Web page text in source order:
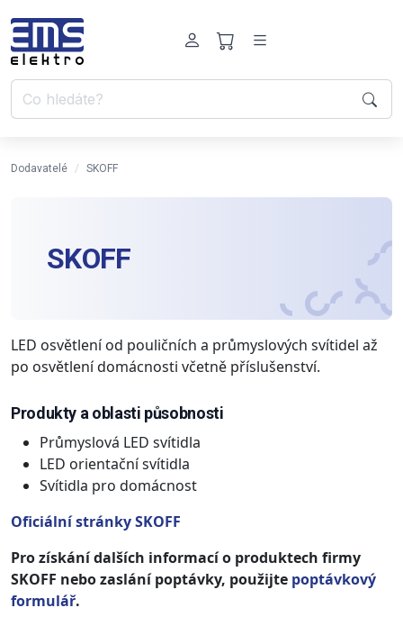
Dodavatelé SKOFF
SKOFF
LED osvětlení od pouličních a průmyslových svítidel až
po osvětlení domácnosti včetně příslušenství.
Produkty a oblasti působnosti
Průmyslová LED svítidla
LED orientační svítidla
Svítidla pro domácnost
Oficiální stránky SKOFF
Pro získání dalších informací o produktech firmy
SKOFF nebo zaslání poptávky, použijte poptávkový
formulář.